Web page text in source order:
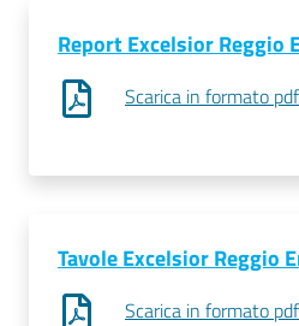
L'impresa
digitale
Prenotazioni
Report Excelsior Reggio
Scarica in formato pdf
Tavole Excelsior Reggio
Scarica in formato pdf